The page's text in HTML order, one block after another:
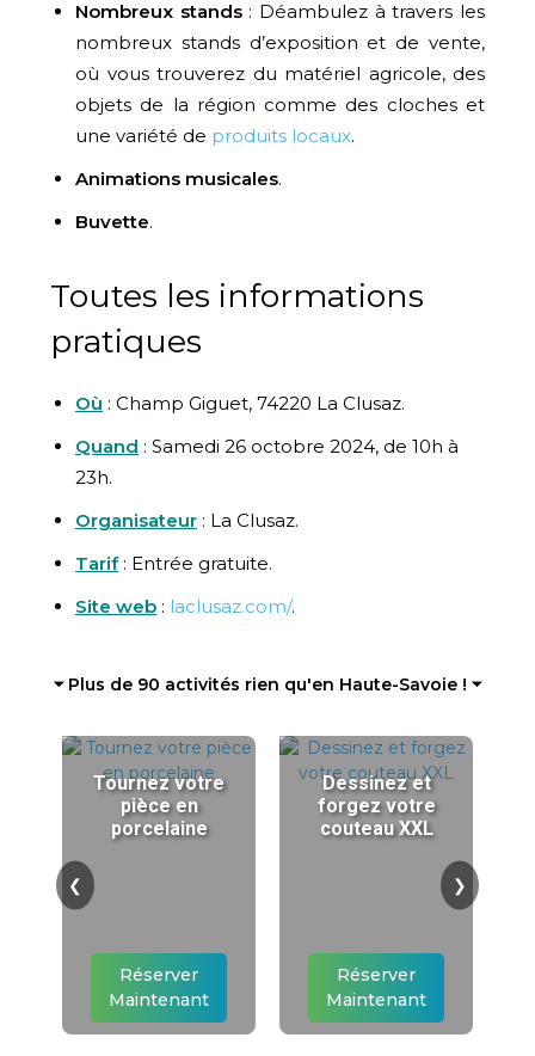
Nombreux stands: Déambulez à travers les
nombreux stands d’exposition et de vente,
où vous trouverez du matériel agricole, des
objets de la région comme des cloches et
une variété de produits locaux.
Animations musicales.
Buvette.
Toutes les informations
pratiques
Où : Champ Giguet, 74220 La Clusaz.
Quand : Samedi 26 octobre 2024, de 10h à
23h.
Organisateur : La Clusaz.
Tarif : Entrée gratuite.
Site web : laclusaz.com/.
⏷ Plus de 90 activités rien qu'en Haute-Savoie ! ⏷
Tournez votre
pièce en
porcelaine
Réserver
Maintenant
Dessinez et
forgez votre
couteau XXL
Réserver
Maintenant
❮ ❯